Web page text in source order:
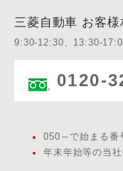
三菱自動車 お客様
9:30-12:30、13:30-
0120-
050～で始まる番
年末年始等の当社